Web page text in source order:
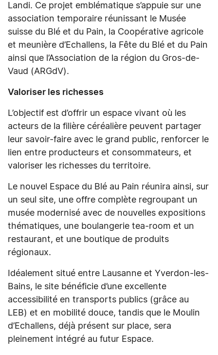
Landi. Ce projet emblématique s’appuie sur une
association temporaire réunissant le Musée
suisse du Blé et du Pain, la Coopérative agricole
et meunière d’Echallens, la Fête du Blé et du Pain
ainsi que l’Association de la région du Gros-de-
Vaud (ARGdV).
Valoriser les richesses
L’objectif est d’offrir un espace vivant où les
acteurs de la filière céréalière peuvent partager
leur savoir-faire avec le grand public, renforcer le
lien entre producteurs et consommateurs, et
valoriser les richesses du territoire.
Le nouvel Espace du Blé au Pain réunira ainsi, sur
un seul site, une offre complète regroupant un
musée modernisé avec de nouvelles expositions
thématiques, une boulangerie tea-room et un
restaurant, et une boutique de produits
régionaux.
Idéalement situé entre Lausanne et Yverdon-les-
Bains, le site bénéficie d’une excellente
accessibilité en transports publics (grâce au
LEB) et en mobilité douce, tandis que le Moulin
d’Echallens, déjà présent sur place, sera
pleinement intégré au futur Espace.